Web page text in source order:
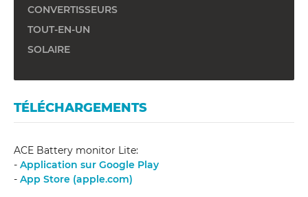
CONVERTISSEURS
TOUT-EN-UN
SOLAIRE
TÉLÉCHARGEMENTS
ACE Battery monitor Lite:
- Application sur Google Play
- App Store (apple.com)